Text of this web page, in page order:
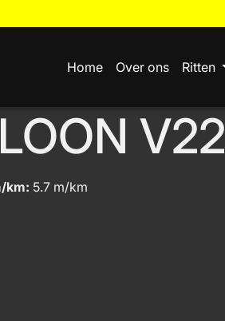
Home Over ons Ritten
V22
km: 5.7 m/km